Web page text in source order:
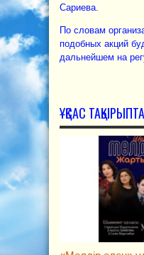
Сариева.
По словам
подобных акций
дальнейшем на
ҰҚСАС